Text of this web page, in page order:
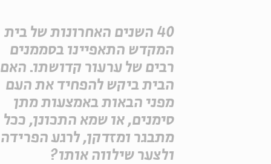
40 השנים האחרונות של בית
המקדש התאפיינו בסממנים
רבים של ערעור קדושתו. האם
הבית ביקש להפחיד את העם
מפני הבאות באמצעות מתן
סימנים, או שמא התכונן, ככל
מתבגר ומזדקן, לרגע הפרידה
ולצער שילווה אותו?